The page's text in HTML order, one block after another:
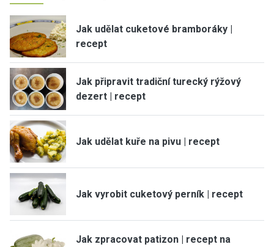
Jak udělat cuketové bramboráky |
recept
Jak připravit tradiční turecký rýžový
dezert | recept
Jak udělat kuře na pivu | recept
Jak vyrobit cuketový perník | recept
Jak zpracovat patizon | recept na